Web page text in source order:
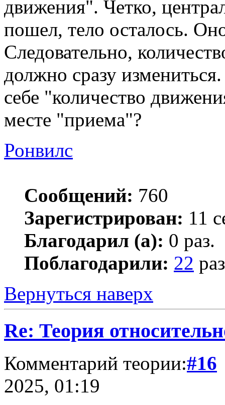
движения". Четко,
пошел, тело осталось.
Следовательно,
должно сразу
себе "количество
месте "приема"?
Ронвилс
Сообщений: 760
Зарегистрирован: 11
Благодарил (а): 0 раз.
Поблагодарили: 22
Вернуться наверх
Re: Теория
Комментарий теории:#16
2025, 01:19